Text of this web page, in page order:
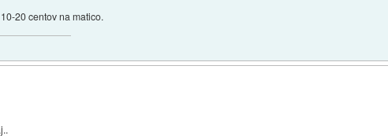
20 centov na matico.